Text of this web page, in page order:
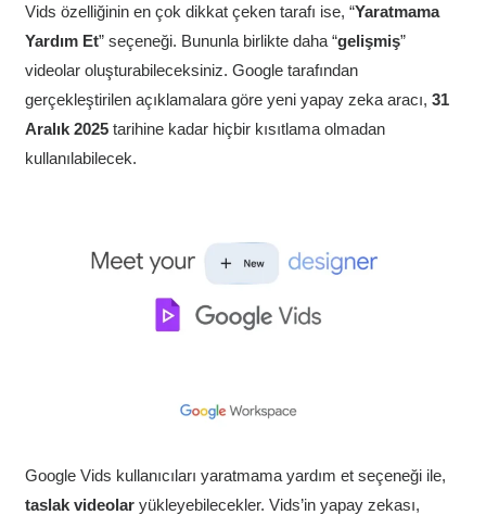
Vids özelliğinin en çok dikkat çeken tarafı ise, “Yaratmama
Yardım Et” seçeneği. Bununla birlikte daha “gelişmiş”
videolar oluşturabileceksiniz. Google tarafından
gerçekleştirilen açıklamalara göre yeni yapay zeka aracı, 31
Aralık 2025tarihine kadar hiçbir kısıtlama olmadan
kullanılabilecek.
Google Vids kullanıcıları yaratmama yardım et seçeneği ile,
taslak videolaryükleyebilecekler. Vids’in yapay zekası,